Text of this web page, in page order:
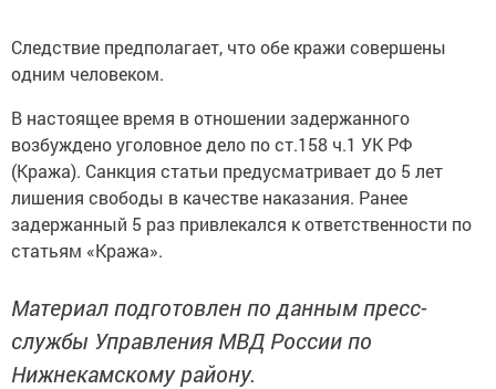
Следствие предполагает, что обе кражи совершены
одним человеком.
В настоящее время в отношении задержанного
возбуждено уголовное дело по ст.158 ч.1 УК РФ
(Кража). Санкция статьи предусматривает до 5 лет
лишения свободы в качестве наказания. Ранее
задержанный 5 раз привлекался к ответственности по
статьям «Кража».
Материал подготовлен по данным пресс-
службы Управления МВД России по
Нижнекамскому району.